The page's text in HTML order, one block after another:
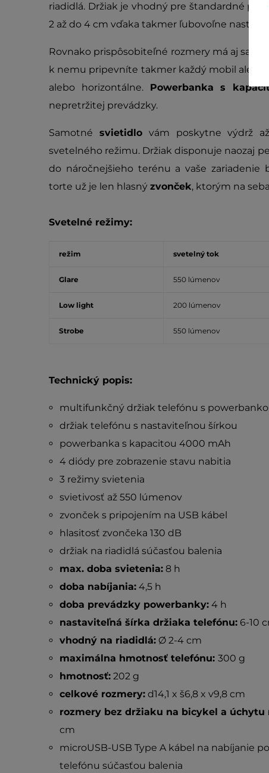
riadidlá. Držiak je vhodný pre štandardné
2 až do 4 cm vďaka takmer ľubovoľne
Rovnako prispôsobiteľné rozmery má aj
k nemu pripevníte takmer každý mobil alebo
alebo horizontálne. Powerbanka s
nepretržitej prevádzky.
Samotné svietidlovám poskytne výdrž
svetelného režimu. Držiak disponuje naozaj
do náročnejšieho terénu a vaše zariadenie
torte už je len hlasný zvonček, ktorým na
Svetelné režimy:
režim svetelný tok
Glare 550 lúmenov
Low light 200 lúmenov
Strobe 550 lúmenov
Technický popis:
multifunkčný držiak telefónu s
držiak telefónu s nastaviteľnou šírkou
powerbanka s kapacitou 4000 mAh
4 diódy pre zobrazenie stavu nabitia
3 režimy svietenia
svietivosť až 550 lúmenov
zvonček s pripojením na USB kábel
hlasitosť zvončeka 130 dB
držiak na riadidlá súčasťou balenia
max. doba svietenia:8 h
doba nabíjania:4,5 h
doba prevádzky powerbanky:4 h
nastaviteľná šírka držiaka telefónu:6-10
vhodný na riadidlá:Ø 2-4 cm
maximálna hmotnosť telefónu: 300 g
hmotnosť:202 g
celkové rozmery:d14,1 x š6,8 x v9,8 cm
rozmery bez držiaku na bicykel a úchytu
cm
microUSB-USB Type A kábel na nabíjanie
telefónu súčasťou balenia